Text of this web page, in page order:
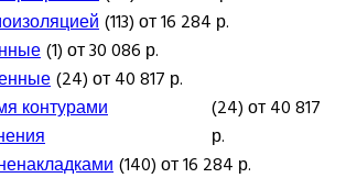
(113) от 16 284 р.
(1) от 30 086 р.
(24) от 40 817 р.
контурами
(24) от 40 817
р.
(140) от 16 284 р.